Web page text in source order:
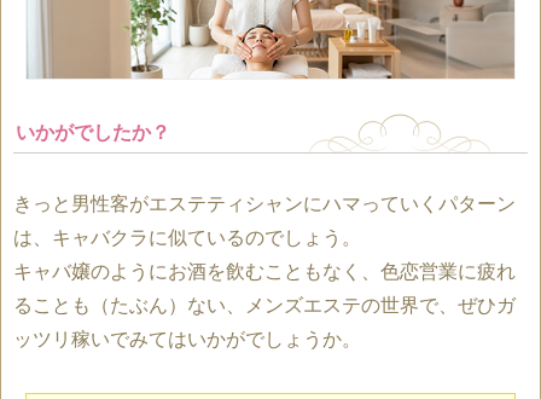
いかがでしたか？
きっと男性客がエステティシャンにハマっていくパターン
は、キャバクラに似ているのでしょう。
キャバ嬢のようにお酒を飲むこともなく、色恋営業に疲れ
ることも（たぶん）ない、メンズエステの世界で、ぜひガ
ッツリ稼いでみてはいかがでしょうか。